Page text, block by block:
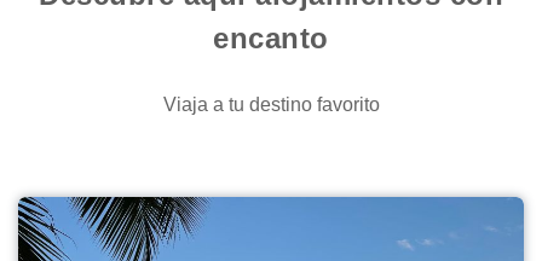
encanto
Viaja a tu destino favorito